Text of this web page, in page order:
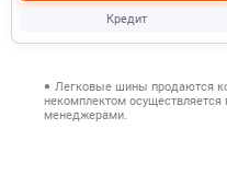
Кредит
Легковые шины продаются
некомплектом
менеджерами.